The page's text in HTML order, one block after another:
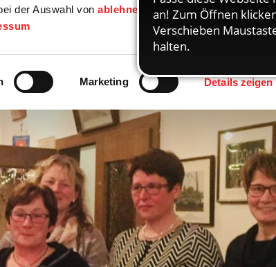
der Auswahl vonablehnen
gesetzt.
Marketing Details zeigen